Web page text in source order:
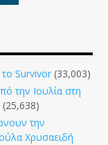
Survivor (33,003)
την Ιουλία στη
(25,638)
την
Χρυσαειδή